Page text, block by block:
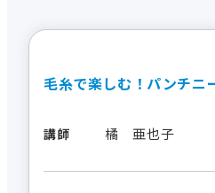
毛糸で楽しむ！パンチニ
講師 橘 亜也子